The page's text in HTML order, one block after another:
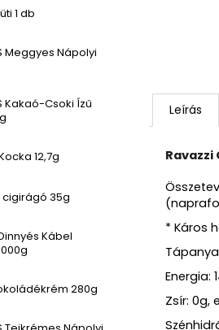
1 db
Meggyes Nápolyi
Kakaó-Csoki Ízű
12,7g
cigirágó 35g
Kábel
280g
Leírás
Ravazzi
* Káros
Energia:
Zsír: 0g,